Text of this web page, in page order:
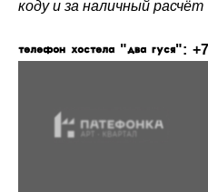
коду и за наличный расчёт
Телефон хостела "ДВА ГУСЯ":